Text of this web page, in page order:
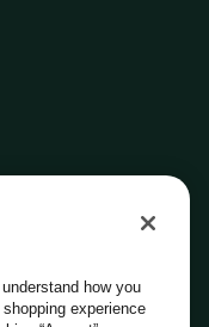
how you
experience